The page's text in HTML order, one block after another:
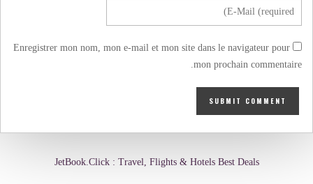
Enregistrer mon nom, mon e-mail et mon site dans le navigateur pour
mon prochain commentaire.
JetBook.Click : Travel, Flights & Hotels Best Deals